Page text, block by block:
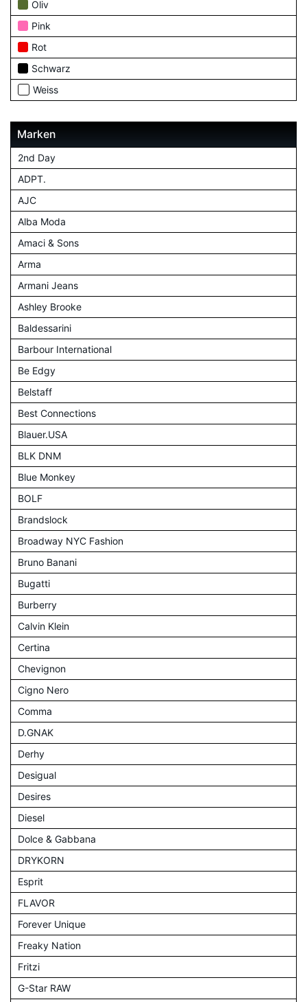
Oliv
Pink
Rot
Schwarz
Weiss
Marken
2nd Day
ADPT.
AJC
Alba Moda
Amaci & Sons
Arma
Armani Jeans
Ashley Brooke
Baldessarini
Barbour International
Be Edgy
Belstaff
Best Connections
Blauer.USA
BLK DNM
Blue Monkey
BOLF
Brandslock
Broadway NYC Fashion
Bruno Banani
Bugatti
Burberry
Calvin Klein
Certina
Chevignon
Cigno Nero
Comma
D.GNAK
Derhy
Desigual
Desires
Diesel
Dolce & Gabbana
DRYKORN
Esprit
FLAVOR
Forever Unique
Freaky Nation
Fritzi
G-Star RAW